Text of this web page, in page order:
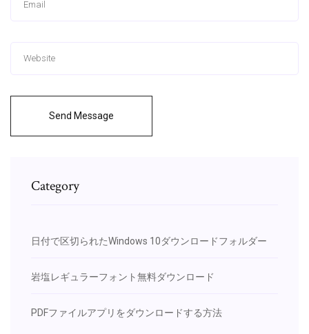
Send Message
Category
日付で区切られたWindows 10ダウンロードフォルダー
岩塩レギュラーフォント無料ダウンロード
PDFファイルアプリをダウンロードする方法